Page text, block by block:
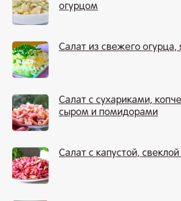
огурцом
Салат из свежего огурца,
Салат с сухариками,
сыром и помидорами
Салат с капустой,